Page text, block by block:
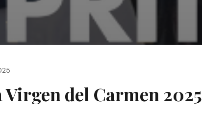
Virgen del Carmen 2025